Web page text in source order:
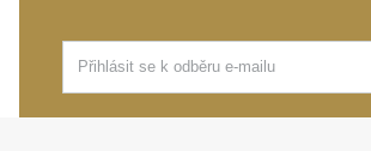
Tento výjimečný kousek je ideálním
nese hlubší smysl. ZvolteMOISS
žlutého zlata PÍSMENO Oa darujte